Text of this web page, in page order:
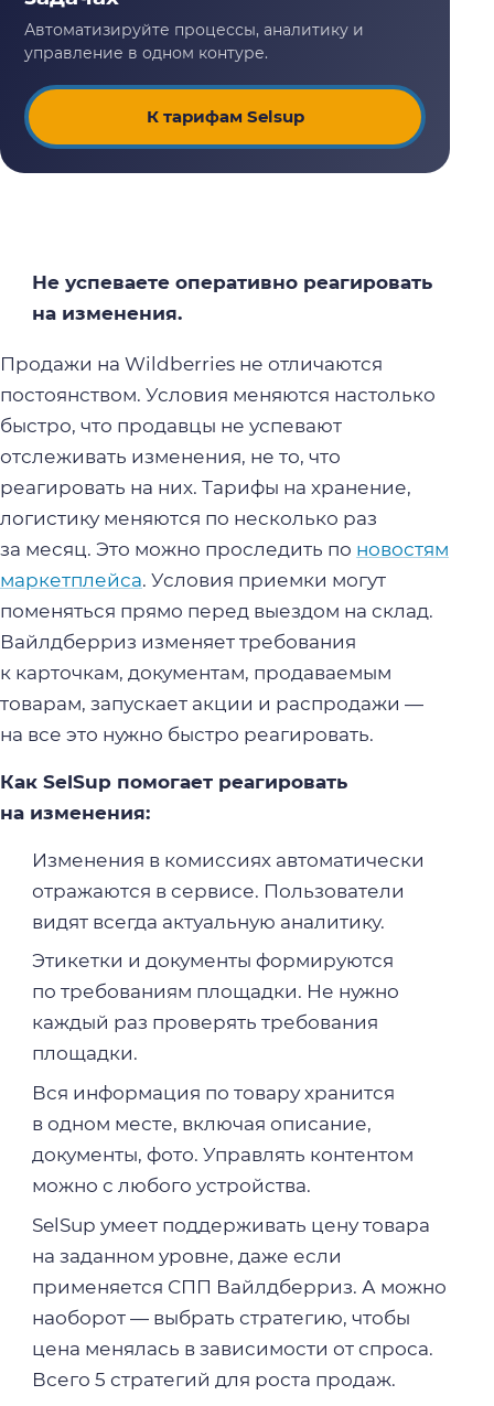
К тарифам Selsup
Не успеваете оперативно реагировать
на изменения.
Продажи на Wildberries не отличаются
постоянством. Условия меняются настолько
быстро, что продавцы не успевают
отслеживать изменения, не то, что
реагировать на них. Тарифы на хранение,
логистику меняются по несколько раз
за месяц. Это можно проследить по новостям
маркетплейса. Условия приемки могут
поменяться прямо перед выездом на склад.
Вайлдберриз изменяет требования
к карточкам, документам, продаваемым
товарам, запускает акции и распродажи —
на все это нужно быстро реагировать.
Как SelSup помогает реагировать
на изменения:
Изменения в комиссиях автоматически
отражаются в сервисе. Пользователи
видят всегда актуальную аналитику.
Этикетки и документы формируются
по требованиям площадки. Не нужно
каждый раз проверять требования
площадки.
Вся информация по товару хранится
в одном месте, включая описание,
документы, фото. Управлять контентом
можно с любого устройства.
SelSup умеет поддерживать цену товара
на заданном уровне, даже если
применяется СПП Вайлдберриз. А можно
наоборот — выбрать стратегию, чтобы
цена менялась в зависимости от спроса.
Всего 5 стратегий для роста продаж.